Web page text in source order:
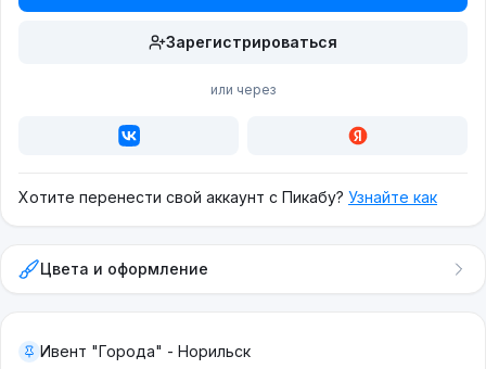
Зарегистрироваться
или через
Хотите перенести свой аккаунт с Пикабу? Узнайте как
Цвета и оформление
Ивент "Города" - Норильск